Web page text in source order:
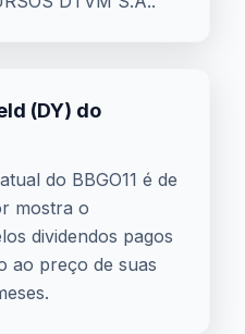
(DY) do
do BBGO11 é de
mostra o
dividendos pagos
ao preço de suas